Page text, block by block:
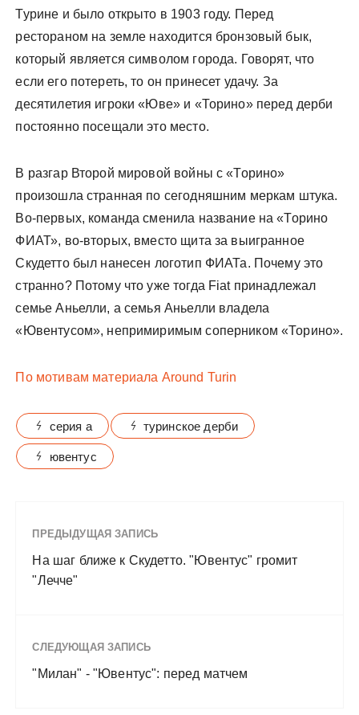
Турине и было открыто в 1903 году. Перед
рестораном на земле находится бронзовый бык,
который является символом города. Говорят, что
если его потереть, то он принесет удачу. За
десятилетия игроки «Юве» и «Торино» перед дерби
постоянно посещали это место.
В разгар Второй мировой войны с «Торино»
произошла странная по сегодняшним меркам штука.
Во-первых, команда сменила название на «Торино
ФИАТ», во-вторых, вместо щита за выигранное
Скудетто был нанесен логотип ФИАТа. Почему это
странно? Потому что уже тогда Fiat принадлежал
семье Аньелли, а семья Аньелли владела
«Ювентусом», непримиримым соперником «Торино».
По мотивам материала Around Turin
серия а туринское дерби
ювентус
ПРЕДЫДУЩАЯ ЗАПИСЬ
На шаг ближе к Скудетто. "Ювентус" громит
"Лечче"
СЛЕДУЮЩАЯ ЗАПИСЬ
"Милан" - "Ювентус": перед матчем